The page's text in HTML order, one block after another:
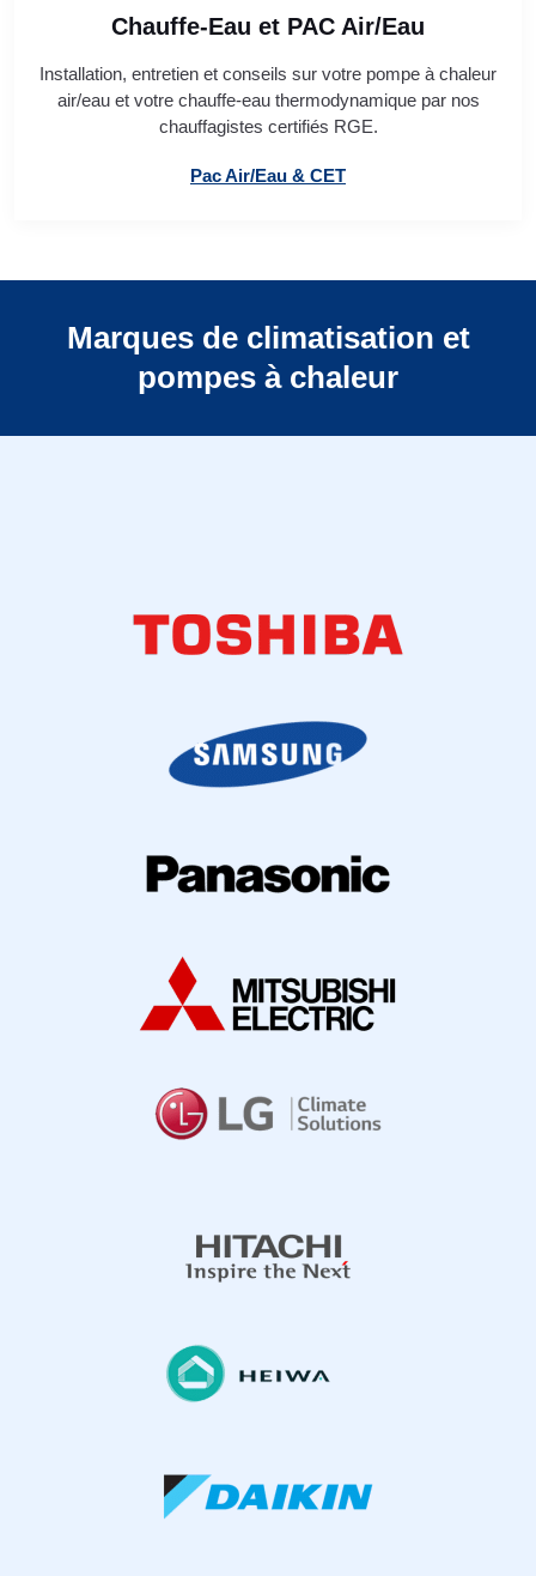
Chauffe-Eau et PAC Air/Eau
Installation, entretien et conseils sur votre pompe à chaleur
air/eau et votre chauffe-eau thermodynamique par nos
chauffagistes certifiés RGE.
Pac Air/Eau & CET
Marques de climatisation et
pompes à chaleur